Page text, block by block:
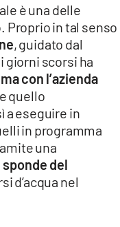
è una delle
Proprio in tal senso
, guidato dal
giorni scorsi ha
con l’azienda
quello
a eseguire in
in programma
una
del
d’acqua nel